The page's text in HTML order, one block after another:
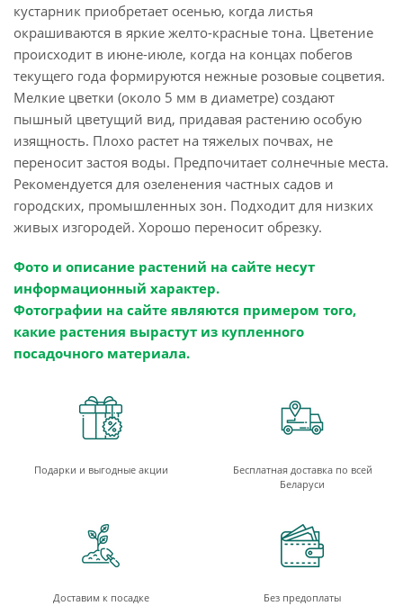
кустарник приобретает осенью, когда листья
окрашиваются в яркие желто-красные тона. Цветение
происходит в июне-июле, когда на концах побегов
текущего года формируются нежные розовые соцветия.
Мелкие цветки (около 5 мм в диаметре) создают
пышный цветущий вид, придавая растению особую
изящность. Плохо растет на тяжелых почвах, не
переносит застоя воды. Предпочитает солнечные места.
Рекомендуется для озеленения частных садов и
городских, промышленных зон. Подходит для низких
живых изгородей. Хорошо переносит обрезку.
Фото и описание растений на сайте несут
информационный характер.
Фотографии на сайте являются примером того,
какие растения вырастут из купленного
посадочного материала.
Подарки и выгодные акции
Бесплатная доставка по всей
Беларуси
Доставим к посадке Без предоплаты